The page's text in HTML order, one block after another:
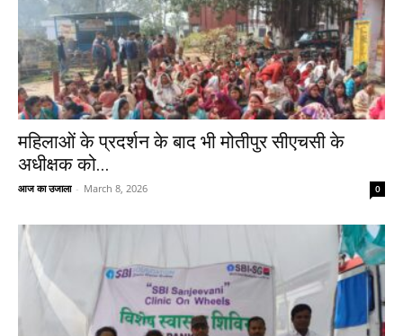
महिलाओं के प्रदर्शन के बाद भी मोतीपुर सीएचसी के
अधीक्षक को...
आज का उजाला - March 8, 2026 0